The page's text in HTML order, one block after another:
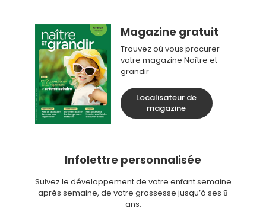
Magazine gratuit
Trouvez où vous procurer
votre magazine Naître et
grandir
Localisateur de
magazine
Infolettre personnalisée
Suivez le développement de votre enfant semaine
après semaine, de votre grossesse jusqu’à ses 8
ans.